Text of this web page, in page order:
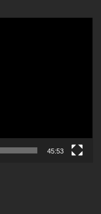
45:53